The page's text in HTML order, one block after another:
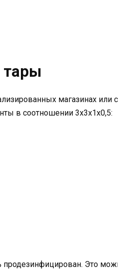
тары
магазинах или
в соотношении 3х3х1х0,5:
продезинфицирован. Это